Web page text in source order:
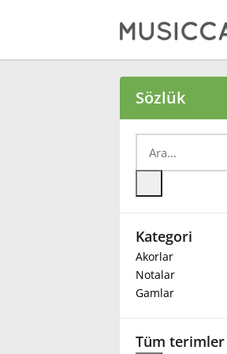
Български
Deutsch
Español
Sözlük
Kategori
Akorlar
Notalar
Gamlar
Tüm terimler